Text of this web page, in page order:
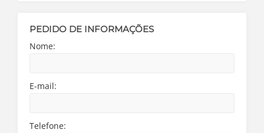
PEDIDO DE INFORMAÇÕES
Nome:
E-mail:
Telefone: